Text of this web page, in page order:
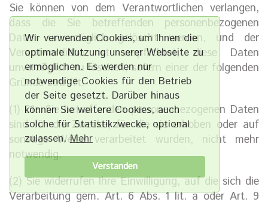
Wir verwenden Cookies, um Ihnen die
optimale Nutzung unserer Webseite zu
ermöglichen. Es werden nur
notwendige Cookies für den Betrieb
der Seite gesetzt. Darüber hinaus
können Sie weitere Cookies, auch
solche für Statistik­zwecke, optional
zulassen.Mehr
Verstanden
Sie können von dem Verantwortlichen verlangen,
dass die Sie betreffenden personenbezogenen
Daten unverzüglich gelöscht werden, und der
Verantwortliche ist verpflichtet, diese Daten
unverzüglich zu löschen, sofern einer der folgenden
Gründe zutrifft:
(1) Die Sie betreffenden personenbezogenen Daten
sind für die Zwecke, für die sie erhoben oder auf
sonstige Weise verarbeitet wurden, nicht mehr
notwendig.
(2) Sie widerrufen Ihre Einwilligung, auf die sich die
Verarbeitung gem. Art. 6 Abs. 1 lit. a oder Art. 9